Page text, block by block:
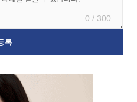
0 / 300